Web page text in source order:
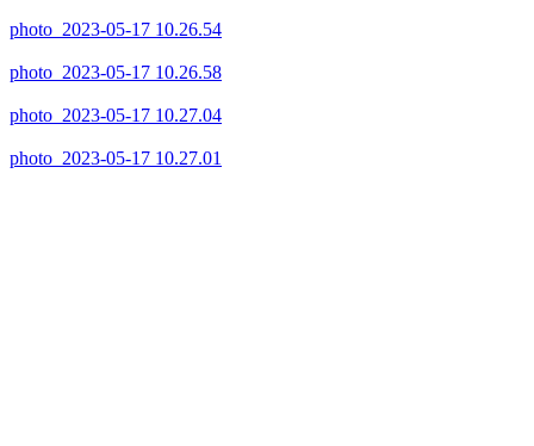
photo_2023-05-17 10.26.54
photo_2023-05-17 10.26.58
photo_2023-05-17 10.27.04
photo_2023-05-17 10.27.01